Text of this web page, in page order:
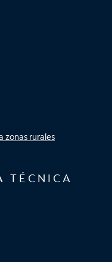
zonas rurales
TÉCNICA